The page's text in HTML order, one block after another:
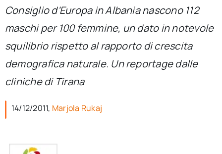
Cerca
per:
Newsletter
Ita
Consiglio d’Europa in Albania nascono 112
maschi per 100 femmine, un dato in notevole
squilibrio rispetto al rapporto di crescita
demografica naturale. Un reportage dalle
cliniche di Tirana
14/12/2011, Marjola Rukaj